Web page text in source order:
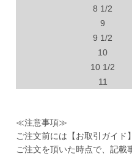
8 1/2
9
9 1/2
10
10 1/2
11
≪注意事項≫
ご注文前には 【お取引ガイド】
ご注文を頂いた時点で、記載